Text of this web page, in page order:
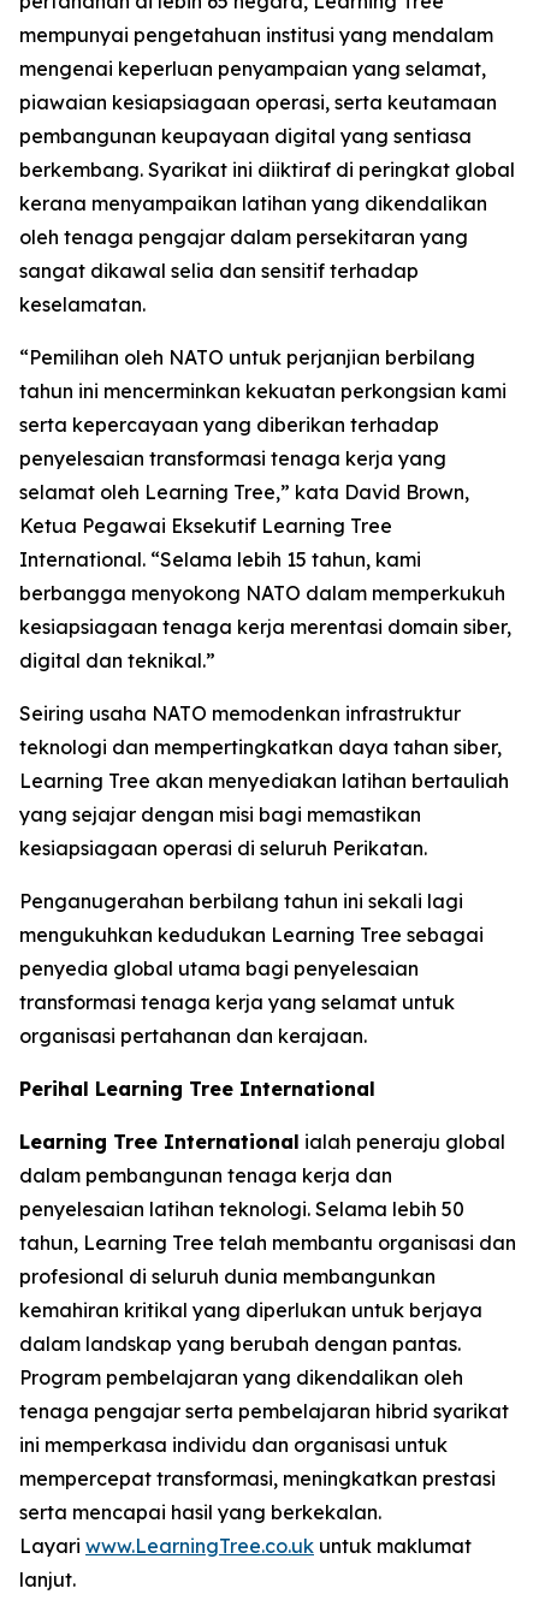
mempunyai pengetahuan institusi yang mendalam
mengenai keperluan penyampaian yang selamat,
piawaian kesiapsiagaan operasi, serta keutamaan
pembangunan keupayaan digital yang sentiasa
berkembang. Syarikat ini diiktiraf di peringkat global
kerana menyampaikan latihan yang dikendalikan
oleh tenaga pengajar dalam persekitaran yang
sangat dikawal selia dan sensitif terhadap
keselamatan.
“Pemilihan oleh NATO untuk perjanjian berbilang
tahun ini mencerminkan kekuatan perkongsian kami
serta kepercayaan yang diberikan terhadap
penyelesaian transformasi tenaga kerja yang
selamat oleh Learning Tree,” kata David Brown,
Ketua Pegawai Eksekutif Learning Tree
International. “Selama lebih 15 tahun, kami
berbangga menyokong NATO dalam memperkukuh
kesiapsiagaan tenaga kerja merentasi domain siber,
digital dan teknikal.”
Seiring usaha NATO memodenkan infrastruktur
teknologi dan mempertingkatkan daya tahan siber,
Learning Tree akan menyediakan latihan bertauliah
yang sejajar dengan misi bagi memastikan
kesiapsiagaan operasi di seluruh Perikatan.
Penganugerahan berbilang tahun ini sekali lagi
mengukuhkan kedudukan Learning Tree sebagai
penyedia global utama bagi penyelesaian
transformasi tenaga kerja yang selamat untuk
organisasi pertahanan dan kerajaan.
Perihal Learning Tree International
Learning Tree International ialah peneraju global
dalam pembangunan tenaga kerja dan
penyelesaian latihan teknologi. Selama lebih 50
tahun, Learning Tree telah membantu organisasi dan
profesional di seluruh dunia membangunkan
kemahiran kritikal yang diperlukan untuk berjaya
dalam landskap yang berubah dengan pantas.
Program pembelajaran yang dikendalikan oleh
tenaga pengajar serta pembelajaran hibrid syarikat
ini memperkasa individu dan organisasi untuk
mempercepat transformasi, meningkatkan prestasi
serta mencapai hasil yang berkekalan.
Layari www.LearningTree.co.uk untuk maklumat
lanjut.